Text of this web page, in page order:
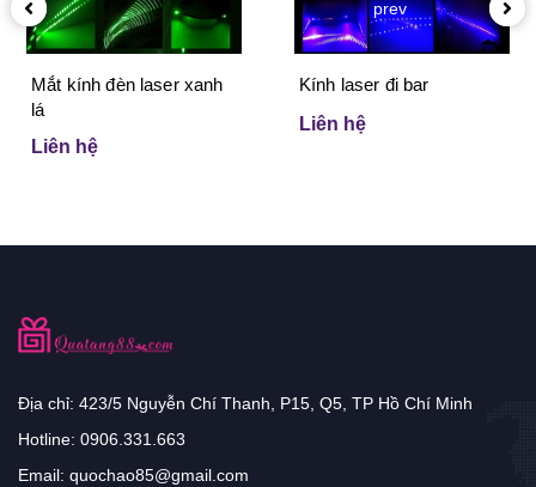
Mắt kính đèn laser xanh
lá
Liên hệ
Kính laser đi bar
Liên hệ
prev
Địa chỉ: 423/5 Nguyễn Chí Thanh, P15, Q5, TP Hồ Chí Minh
Hotline: 0906.331.663
Email: quochao85@gmail.com